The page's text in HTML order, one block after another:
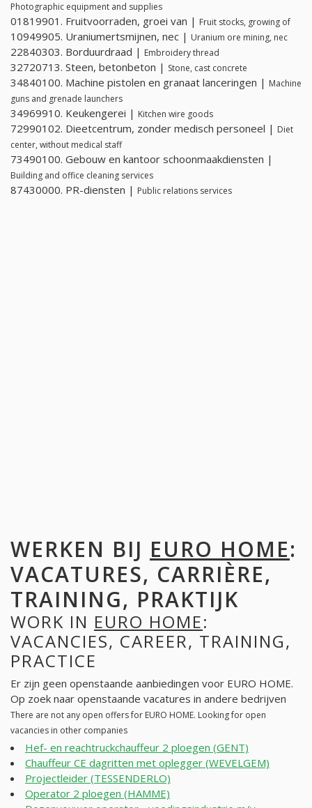
Photographic equipment and supplies
01819901. Fruitvoorraden, groei van | Fruit stocks, growing of
10949905. Uraniumertsmijnen, nec | Uranium ore mining, nec
22840303. Borduurdraad | Embroidery thread
32720713. Steen, betonbeton | Stone, cast concrete
34840100. Machine pistolen en granaat lanceringen | Machine
guns and grenade launchers
34969910. Keukengerei | Kitchen wire goods
72990102. Dieetcentrum, zonder medisch personeel | Diet
center, without medical staff
73490100. Gebouw en kantoor schoonmaakdiensten |
Building and office cleaning services
87430000. PR-diensten | Public relations services
WERKEN BIJ EURO HOME:
VACATURES, CARRIÈRE,
TRAINING, PRAKTIJK
WORK IN EURO HOME:
VACANCIES, CAREER, TRAINING,
PRACTICE
Er zijn geen openstaande aanbiedingen voor EURO HOME.
Op zoek naar openstaande vacatures in andere bedrijven
There are not any open offers for EURO HOME. Looking for open
vacancies in other companies
Hef- en reachtruckchauffeur 2 ploegen (GENT)
Chauffeur CE dagritten met oplegger (WEVELGEM)
Projectleider (TESSENDERLO)
Operator 2 ploegen (HAMME)